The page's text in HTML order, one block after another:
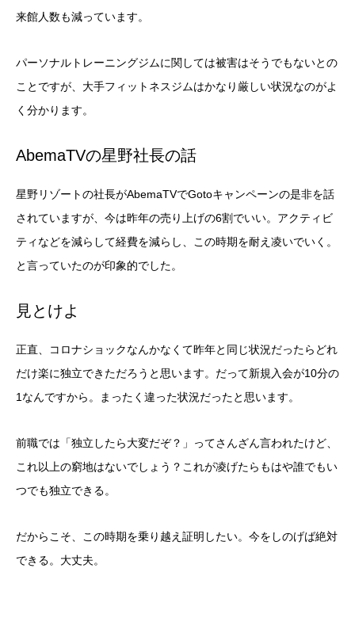
来館人数も減っています。
パーソナルトレーニングジムに関しては被害はそうでもないとの
ことですが、大手フィットネスジムはかなり厳しい状況なのがよ
く分かります。
AbemaTVの星野社長の話
星野リゾートの社長がAbemaTVでGotoキャンペーンの是非を話
されていますが、今は昨年の売り上げの6割でいい。アクティビ
ティなどを減らして経費を減らし、この時期を耐え凌いでいく。
と言っていたのが印象的でした。
見とけよ
正直、コロナショックなんかなくて昨年と同じ状況だったらどれ
だけ楽に独立できただろうと思います。だって新規入会が10分の
1なんですから。まったく違った状況だったと思います。
前職では「独立したら大変だぞ？」ってさんざん言われたけど、
これ以上の窮地はないでしょう？これが凌げたらもはや誰でもい
つでも独立できる。
だからこそ、この時期を乗り越え証明したい。今をしのげば絶対
できる。大丈夫。